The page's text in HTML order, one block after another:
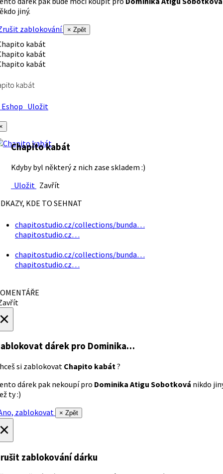
jiný.
zablokování
× Zpět
kabát
Uložit
Chapito kabát
Kdyby byl některý z nich zase skladem :)
Uložit Zavřít
KDE TO SEHNAT
chapitostudio.cz/collections/bunda…
chapitostudio.cz…
chapitostudio.cz/collections/bunda…
chapitostudio.cz…
dárek pro Dominika…
si zablokovat Chapito kabát ?
dárek pak nekoupí pro Dominika Atigu Sobotková nikdo
ty :)
zablokovat
× Zpět
zablokování dárku